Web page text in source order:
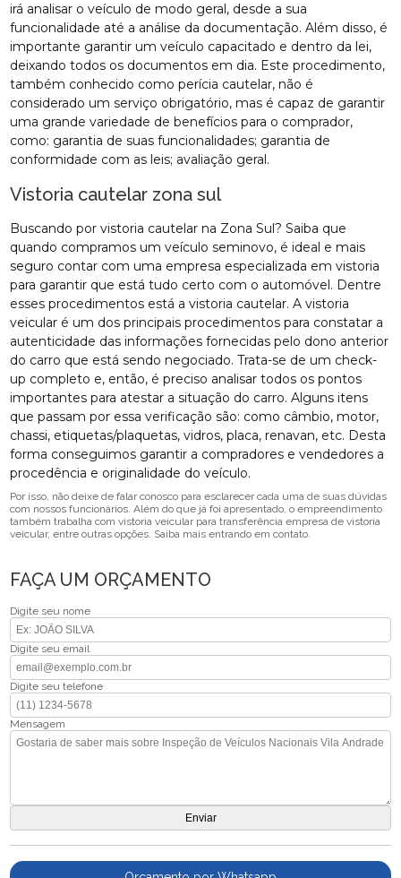
irá analisar o veículo de modo geral, desde a sua
funcionalidade até a análise da documentação. Além disso, é
importante garantir um veículo capacitado e dentro da lei,
deixando todos os documentos em dia. Este procedimento,
também conhecido como perícia cautelar, não é
considerado um serviço obrigatório, mas é capaz de garantir
uma grande variedade de benefícios para o comprador,
como: garantia de suas funcionalidades; garantia de
conformidade com as leis; avaliação geral.
Vistoria cautelar zona sul
Buscando por vistoria cautelar na Zona Sul? Saiba que
quando compramos um veículo seminovo, é ideal e mais
seguro contar com uma empresa especializada em vistoria
para garantir que está tudo certo com o automóvel. Dentre
esses procedimentos está a vistoria cautelar. A vistoria
veicular é um dos principais procedimentos para constatar a
autenticidade das informações fornecidas pelo dono anterior
do carro que está sendo negociado. Trata-se de um check-
up completo e, então, é preciso analisar todos os pontos
importantes para atestar a situação do carro. Alguns itens
que passam por essa verificação são: como câmbio, motor,
chassi, etiquetas/plaquetas, vidros, placa, renavan, etc. Desta
forma conseguimos garantir a compradores e vendedores a
procedência e originalidade do veículo.
Por isso, não deixe de falar conosco para esclarecer cada uma de suas dúvidas
com nossos funcionários. Além do que já foi apresentado, o empreendimento
também trabalha com vistoria veicular para transferência empresa de vistoria
veicular, entre outras opções. Saiba mais entrando em contato.
FAÇA UM ORÇAMENTO
Digite seu nome
Digite seu email
Digite seu telefone
Mensagem